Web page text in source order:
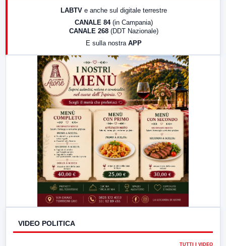
LabNews (replica)
LABTV e anche sul digitale terrestre
CANALE 84 (in Campania)
CANALE 268 (DDT Nazionale)
E sulla nostra APP
VIDEO POLITICA
TUTTI I VIDEO